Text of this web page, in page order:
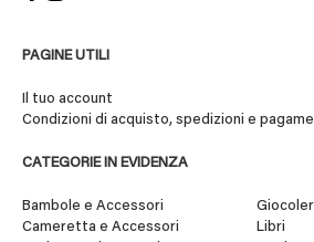
PAGINE UTILI
Il tuo account
Condizioni di acquisto, spedizioni e
CATEGORIE IN EVIDENZA
Bambole e Accessori
Cameretta e Accessori
Libri